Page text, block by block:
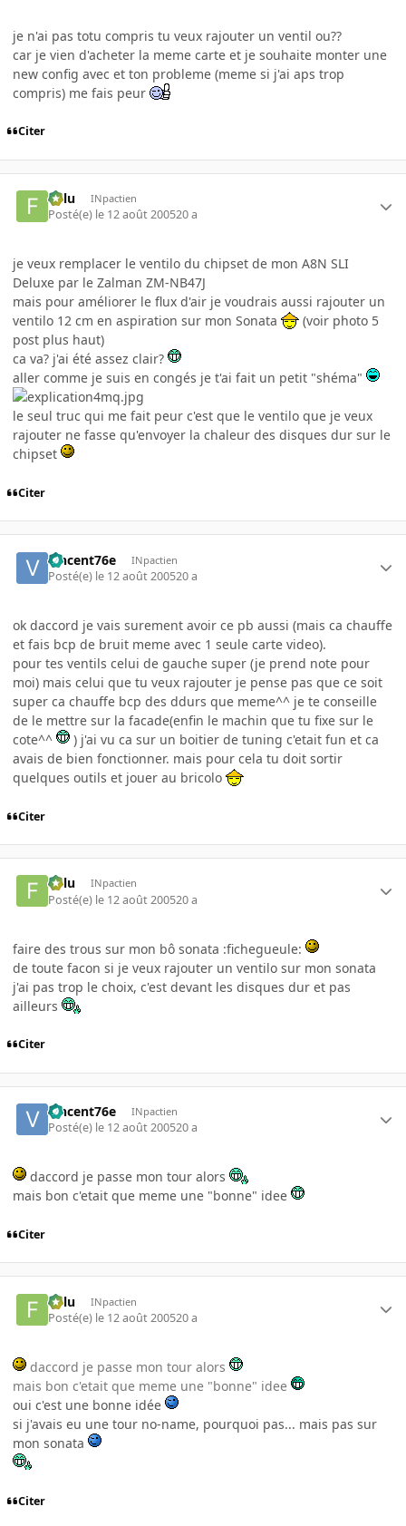
je n'ai pas totu compris tu veux rajouter un ventil ou??
car je vien d'acheter la meme carte et je souhaite monter une
new config avec et ton probleme (meme si j'ai aps trop
compris) me fais peur
Citer
Fulu INpactien
Posté(e) le 12 août 200520 a
je veux remplacer le ventilo du chipset de mon A8N SLI
Deluxe par le Zalman ZM-NB47J
mais pour améliorer le flux d'air je voudrais aussi rajouter un
ventilo 12 cm en aspiration sur mon Sonata
(voir photo 5
post plus haut)
ca va? j'ai été assez clair?
aller comme je suis en congés je t'ai fait un petit "shéma"
le seul truc qui me fait peur c'est que le ventilo que je veux
rajouter ne fasse qu'envoyer la chaleur des disques dur sur le
chipset
Citer
vincent76e INpactien
Posté(e) le 12 août 200520 a
ok daccord je vais surement avoir ce pb aussi (mais ca chauffe
et fais bcp de bruit meme avec 1 seule carte video).
pour tes ventils celui de gauche super (je prend note pour
moi) mais celui que tu veux rajouter je pense pas que ce soit
super ca chauffe bcp des ddurs que meme^^ je te conseille
de le mettre sur la facade(enfin le machin que tu fixe sur le
cote^^
) j'ai vu ca sur un boitier de tuning c'etait fun et ca
avais de bien fonctionner. mais pour cela tu doit sortir
quelques outils et jouer au bricolo
Citer
Fulu INpactien
Posté(e) le 12 août 200520 a
faire des trous sur mon bô sonata :fichegueule:
de toute facon si je veux rajouter un ventilo sur mon sonata
j'ai pas trop le choix, c'est devant les disques dur et pas
ailleurs
Citer
vincent76e INpactien
Posté(e) le 12 août 200520 a
daccord je passe mon tour alors
mais bon c'etait que meme une "bonne" idee
Citer
Fulu INpactien
Posté(e) le 12 août 200520 a
daccord je passe mon tour alors
mais bon c'etait que meme une "bonne" idee
oui c'est une bonne idée
si j'avais eu une tour no-name, pourquoi pas... mais pas sur
mon sonata
Citer